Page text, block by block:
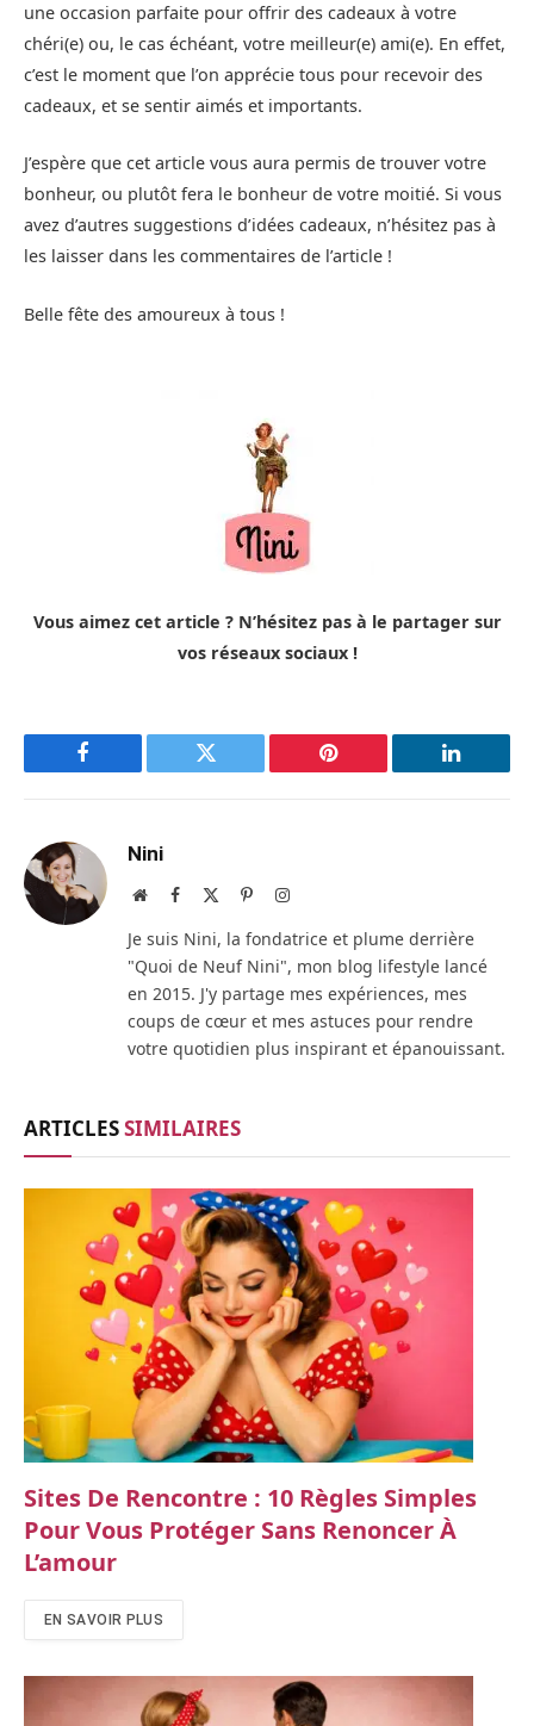
une occasion parfaite pour offrir des cadeaux à votre
chéri(e) ou, le cas échéant, votre meilleur(e) ami(e). En effet,
c’est le moment que l’on apprécie tous pour recevoir des
cadeaux, et se sentir aimés et importants.
J’espère que cet article vous aura permis de trouver votre
bonheur, ou plutôt fera le bonheur de votre moitié. Si vous
avez d’autres suggestions d’idées cadeaux, n’hésitez pas à
les laisser dans les commentaires de l’article !
Belle fête des amoureux à tous !
Vous aimez cet article ? N’hésitez pas à le partager sur
vos réseaux sociaux !
Facebook Twitter Pinterest LinkedIn
Nini
Site Facebook PinterestInstagram
Je suis Nini, la fondatrice et plume derrière
"Quoi de Neuf Nini", mon blog lifestyle lancé
en 2015. J'y partage mes expériences, mes
coups de cœur et mes astuces pour rendre
votre quotidien plus inspirant et épanouissant.
ARTICLESSIMILAIRES
Sites De Rencontre : 10 Règles Simples
Pour Vous Protéger Sans Renoncer À
L’amour
EN SAVOIR PLUS